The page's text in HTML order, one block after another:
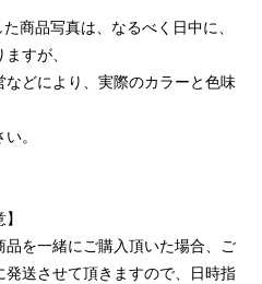
商品写真は、なるべく日中に、
すが、
どにより、実際のカラーと色味
。
を一緒にご購入頂いた場合、ご
送させて頂きますので、日時指